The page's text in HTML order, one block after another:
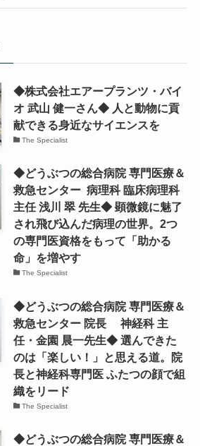
◆株式会社エアープランツ・バイ
オ 武山 健一さん◆ 人と動物に貢
献できる身近なサイエンスを
The Specialist
◆どうぶつの総合病院 専門医療＆
救急センター 病理科 臨床病理科
主任 浅川 翠 先生◆ 顕微鏡に魅了
され飛び込んだ病理の世界。2つ
の専門医資格をもって「助かる
命」を増やす
The Specialist
◆どうぶつの総合病院 専門医療＆
救急センター 院長 神経科 主
任・金園 晨一先生◆ 選んできた
のは「楽しい！」と思える道。院
長と神経科専門医 ふたつの顔で組
織をリード
The Specialist
◆どうぶつの総合病院 専門医療＆